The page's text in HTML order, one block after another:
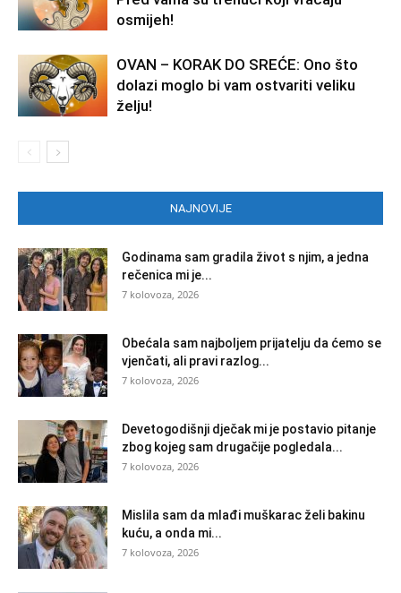
osmijeh!
OVAN – KORAK DO SREĆE: Ono što
dolazi moglo bi vam ostvariti veliku
želju!
NAJNOVIJE
Godinama sam gradila život s njim, a jedna
rečenica mi je...
7 kolovoza, 2026
Obećala sam najboljem prijatelju da ćemo se
vjenčati, ali pravi razlog...
7 kolovoza, 2026
Devetogodišnji dječak mi je postavio pitanje
zbog kojeg sam drugačije pogledala...
7 kolovoza, 2026
Mislila sam da mlađi muškarac želi bakinu
kuću, a onda mi...
7 kolovoza, 2026